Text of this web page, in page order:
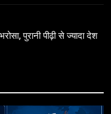
पुरानी पीढ़ी से ज्यादा देश